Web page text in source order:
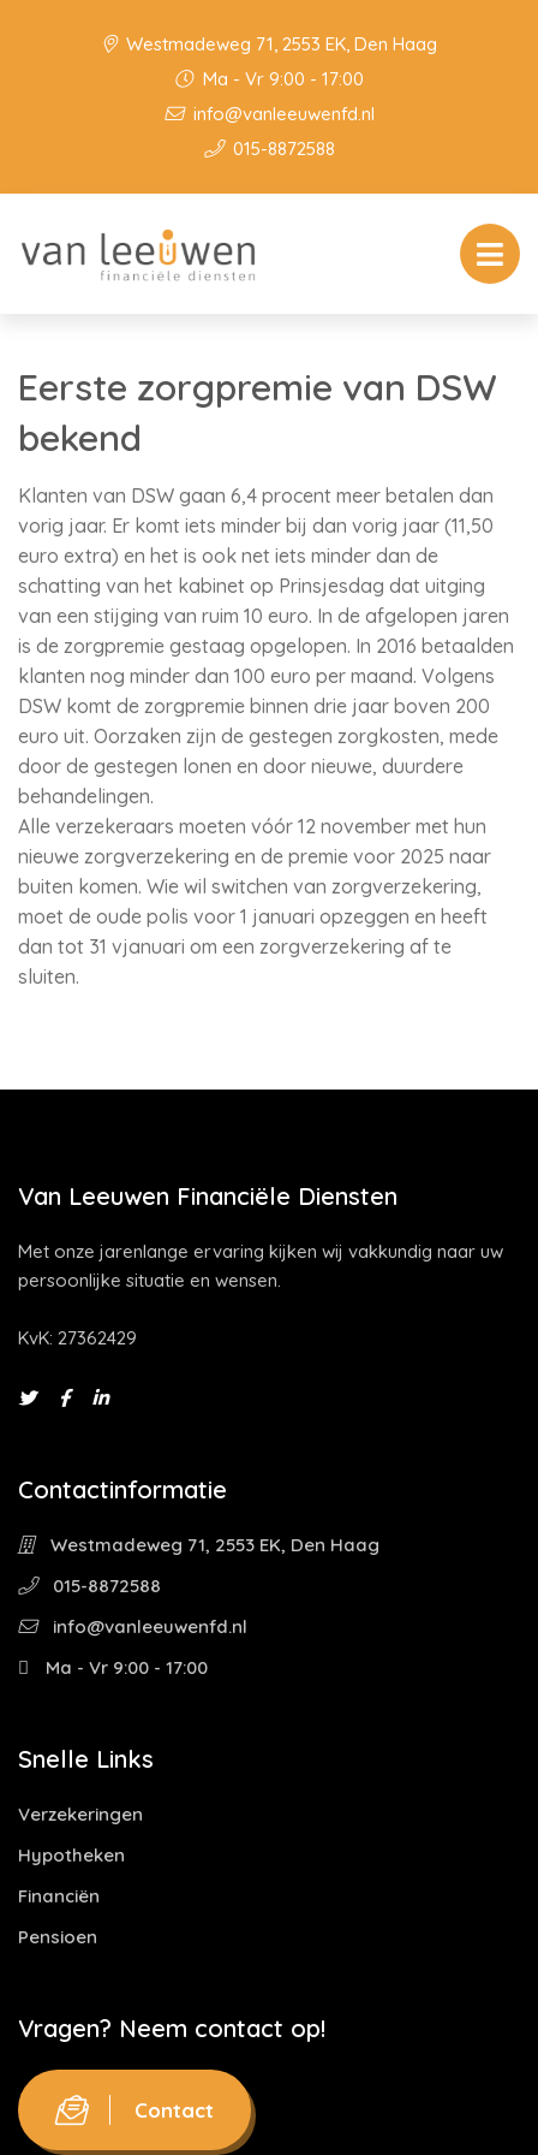
Westmadeweg 71, 2553 EK, Den Haag
Ma - Vr 9:00 - 17:00
info@vanleeuwenfd.nl
015-8872588
Eerste zorgpremie van DSW
bekend
Klanten van DSW gaan 6,4 procent meer betalen dan
vorig jaar. Er komt iets minder bij dan vorig jaar (11,50
euro extra) en het is ook net iets minder dan de
schatting van het kabinet op Prinsjesdag dat uitging
van een stijging van ruim 10 euro. In de afgelopen jaren
is de zorgpremie gestaag opgelopen. In 2016 betaalden
klanten nog minder dan 100 euro per maand. Volgens
DSW komt de zorgpremie binnen drie jaar boven 200
euro uit. Oorzaken zijn de gestegen zorgkosten, mede
door de gestegen lonen en door nieuwe, duurdere
behandelingen.
Alle verzekeraars moeten vóór 12 november met hun
nieuwe zorgverzekering en de premie voor 2025 naar
buiten komen. Wie wil switchen van zorgverzekering,
moet de oude polis voor 1 januari opzeggen en heeft
dan tot 31 vjanuari om een zorgverzekering af te
sluiten.
Van Leeuwen Financiële Diensten
Met onze jarenlange ervaring kijken wij vakkundig naar uw
persoonlijke situatie en wensen.
KvK: 27362429
Contactinformatie
Westmadeweg 71, 2553 EK, Den Haag
015-8872588
info@vanleeuwenfd.nl
Ma - Vr 9:00 - 17:00
Snelle Links
Verzekeringen
Hypotheken
Financiën
Pensioen
Vragen? Neem contact op!
Contact